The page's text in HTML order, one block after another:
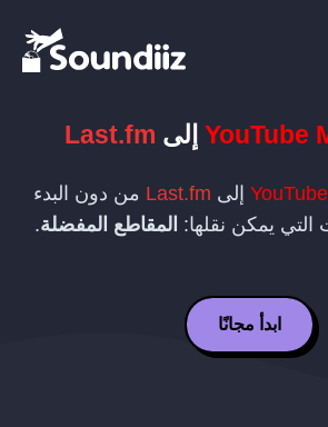
YouTube إلى Last.fm
إلى Last.fm من دون البدء
التي يمكن نقلها: المقاطع المفضلة.
ابدأ مجانًا